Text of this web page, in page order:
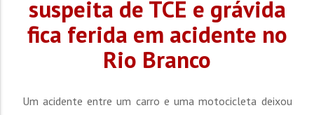
suspeita de TCE e grávida
fica ferida em acidente no
Rio Branco
Um acidente entre um carro e uma motocicleta deixou